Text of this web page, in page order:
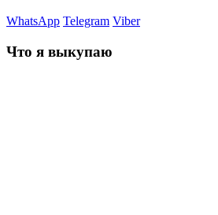
WhatsApp Telegram Viber
Что я выкупаю